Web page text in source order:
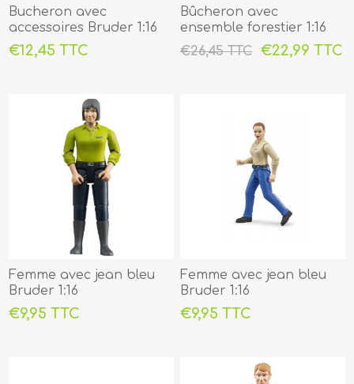
Bucheron avec
accessoires Bruder 1:16
€12,45 TTC
Bûcheron avec
ensemble forestier 1:16
€26,45 TTC
€22,99 TTC
Femme avec jean bleu
Bruder 1:16
€9,95 TTC
Femme avec jean bleu
Bruder 1:16
€9,95 TTC